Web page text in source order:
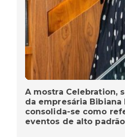
A mostra Celebration,
da empresária Bibiana
consolida-se como
eventos de alto padrão